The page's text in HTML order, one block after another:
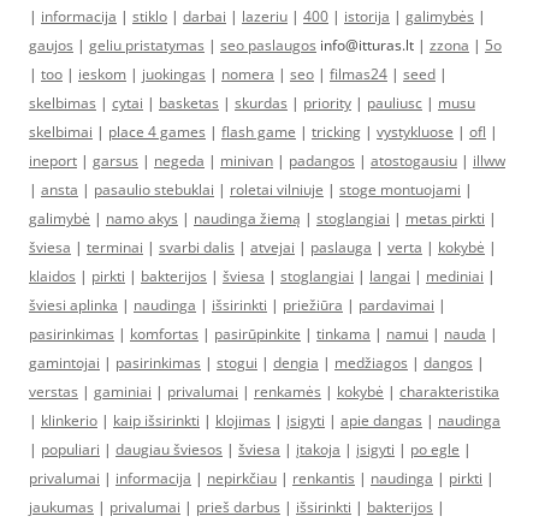
| informacija | stiklo | darbai | lazeriu | 400 | istorija | galimybės |
gaujos | geliu pristatymas | seo paslaugos info@itturas.lt | zzona | 5o
| too | ieskom | juokingas | nomera | seo | filmas24 | seed |
skelbimas | cytai | basketas | skurdas | priority | pauliusc | musu
skelbimai | place 4 games | flash game | tricking | vystykluose | ofl |
ineport | garsus | negeda | minivan | padangos | atostogausiu | illww
| ansta | pasaulio stebuklai | roletai vilniuje | stoge montuojami |
galimybė | namo akys | naudinga žiemą | stoglangiai | metas pirkti |
šviesa | terminai | svarbi dalis | atvejai | paslauga | verta | kokybė |
klaidos | pirkti | bakterijos | šviesa | stoglangiai | langai | mediniai |
šviesi aplinka | naudinga | išsirinkti | priežiūra | pardavimai |
pasirinkimas | komfortas | pasirūpinkite | tinkama | namui | nauda |
gamintojai | pasirinkimas | stogui | dengia | medžiagos | dangos |
verstas | gaminiai | privalumai | renkamės | kokybė | charakteristika
| klinkerio | kaip išsirinkti | klojimas | įsigyti | apie dangas | naudinga
| populiari | daugiau šviesos | šviesa | įtakoja | įsigyti | po egle |
privalumai | informacija | nepirkčiau | renkantis | naudinga | pirkti |
jaukumas | privalumai | prieš darbus | išsirinkti | bakterijos |